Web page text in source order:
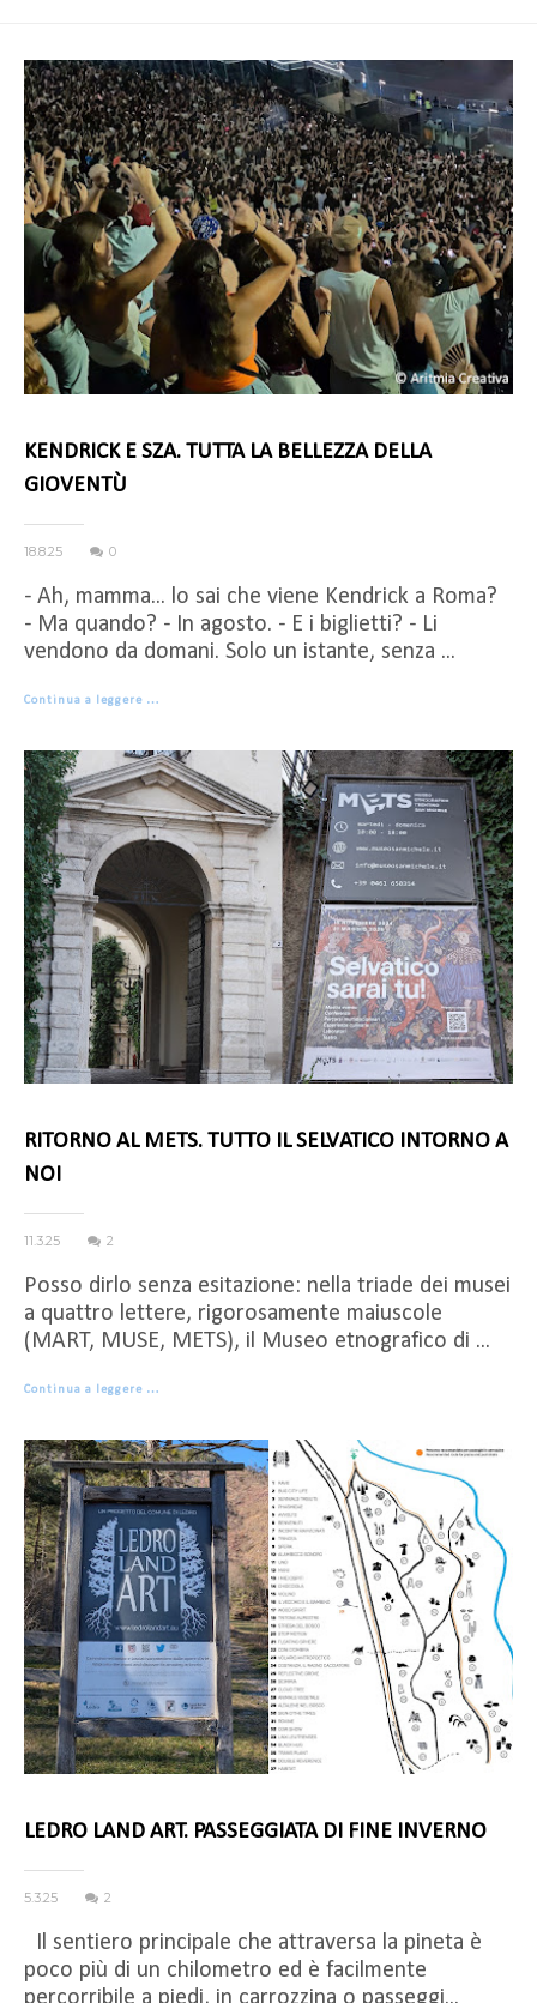
KENDRICK E SZA. TUTTA LA BELLEZZA DELLA
GIOVENTÙ
18.8.25 0
- Ah, mamma... lo sai che viene Kendrick a Roma?
- Ma quando? - In agosto. - E i biglietti? - Li
vendono da domani. Solo un istante, senza ...
Continua a leggere …
RITORNO AL METS. TUTTO IL SELVATICO INTORNO A
NOI
11.3.25 2
Posso dirlo senza esitazione: nella triade dei musei
a quattro lettere, rigorosamente maiuscole
(MART, MUSE, METS), il Museo etnografico di ...
Continua a leggere …
LEDRO LAND ART. PASSEGGIATA DI FINE INVERNO
5.3.25 2
Il sentiero principale che attraversa la pineta è
poco più di un chilometro ed è facilmente
percorribile a piedi, in carrozzina o passeggi...